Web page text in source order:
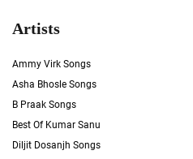
Artists
Ammy Virk Songs
Asha Bhosle Songs
B Praak Songs
Best Of Kumar Sanu
Diljit Dosanjh Songs